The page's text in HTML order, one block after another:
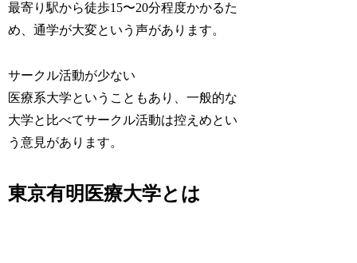
最寄り駅から徒歩15〜20分程度かかるた
め、通学が大変という声があります。
サークル活動が少ない
医療系大学ということもあり、一般的な
大学と比べてサークル活動は控えめとい
う意見があります。
東京有明医療大学とは